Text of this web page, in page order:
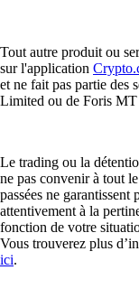
Tout autre produit ou
sur l'application
et ne fait pas partie des
Limited ou de Foris
Le trading ou la
ne pas convenir à tout
passées ne
attentivement à la
fonction de votre
Vous trouverez plus
ici.